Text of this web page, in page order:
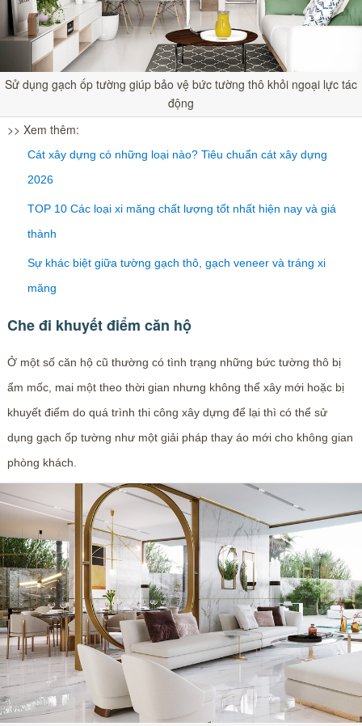
Sử dụng gạch ốp tường giúp bảo vệ bức tường thô khỏi ngoại lực tác
động
>> Xem thêm:
Cát xây dựng có những loại nào? Tiêu chuẩn cát xây dựng
2026
TOP 10 Các loại xi măng chất lượng tốt nhất hiện nay và giá
thành
Sự khác biệt giữa tường gạch thô, gạch veneer và tráng xi
măng
Che đi khuyết điểm căn hộ
Ở một số căn hộ cũ thường có tình trạng những bức tường thô bị
ẩm mốc, mai một theo thời gian nhưng không thể xây mới hoặc bị
khuyết điểm do quá trình thi công xây dựng để lại thì có thể sử
dụng gạch ốp tường như một giải pháp thay áo mới cho không gian
phòng khách.